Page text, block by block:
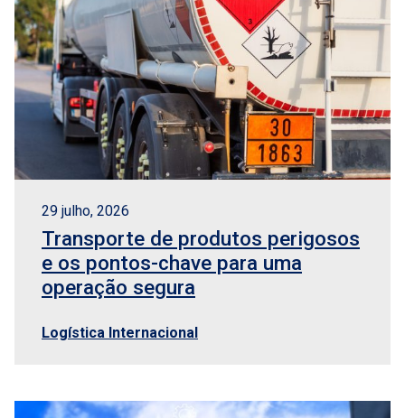
29 julho, 2026
Transporte de produtos perigosos
e os pontos-chave para uma
operação segura
Logística Internacional